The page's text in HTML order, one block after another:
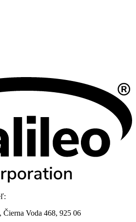
Čierna Voda 468, 925 06